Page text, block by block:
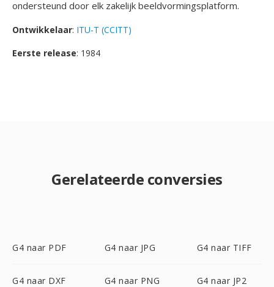
ondersteund door elk zakelijk beeldvormingsplatform.
Ontwikkelaar: ITU-T (CCITT)
Eerste release: 1984
Gerelateerde conversies
G4 naar PDF G4 naar JPG G4 naar TIFF
G4 naar DXF G4 naar PNG G4 naar JP2